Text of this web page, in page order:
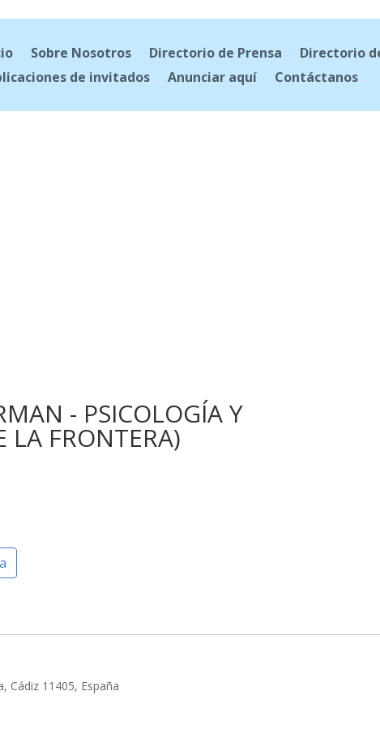
Sobre Nosotros Directorio de Prensa Directorio
de invitados
Anunciar aquí Contáctanos
- PSICOLOGÍA Y
LA FRONTERA)
Cádiz 11405, España